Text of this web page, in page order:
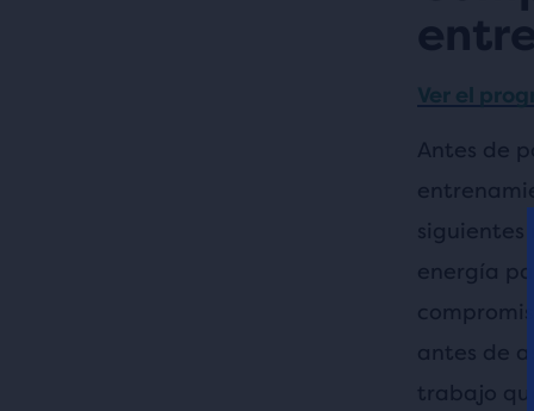
Ver el
Antes de
siguientes
energía
antes de
trabajo